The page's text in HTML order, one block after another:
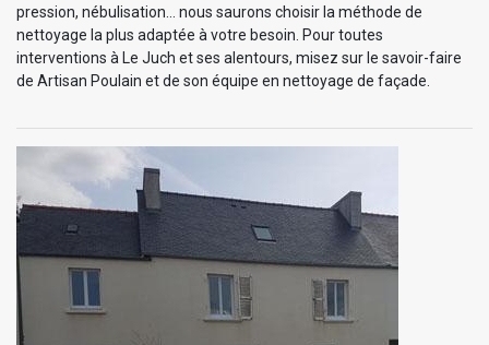
pression, nébulisation… nous saurons choisir la méthode de
nettoyage la plus adaptée à votre besoin. Pour toutes
interventions à Le Juch et ses alentours, misez sur le savoir-faire
de Artisan Poulain et de son équipe en nettoyage de façade.